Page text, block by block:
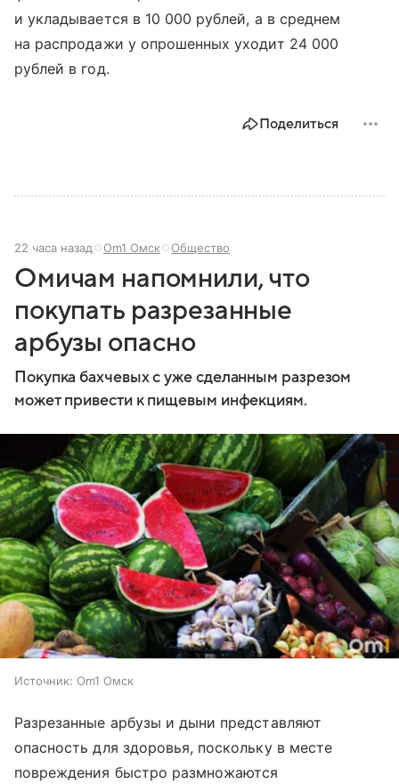
и укладывается в 10 000 рублей, а в среднем
на распродажи у опрошенных уходит 24 000
рублей в год.
Поделиться
22 часа назад Om1 Омск Общество
Омичам напомнили, что
покупать разрезанные
арбузы опасно
Покупка бахчевых с уже сделанным разрезом
может привести к пищевым инфекциям.
Источник: Om1 Омск
Разрезанные арбузы и дыни представляют
опасность для здоровья, поскольку в месте
повреждения быстро размножаются